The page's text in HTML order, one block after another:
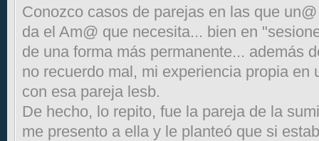
Conozco casos de parejas en las que
da el Am@ que necesita... bien en
de una forma más permanente... además
no recuerdo mal, mi experiencia propia en
con esa pareja lesb.
De hecho, lo repito, fue la pareja de la
me presento a ella y le planteó que si